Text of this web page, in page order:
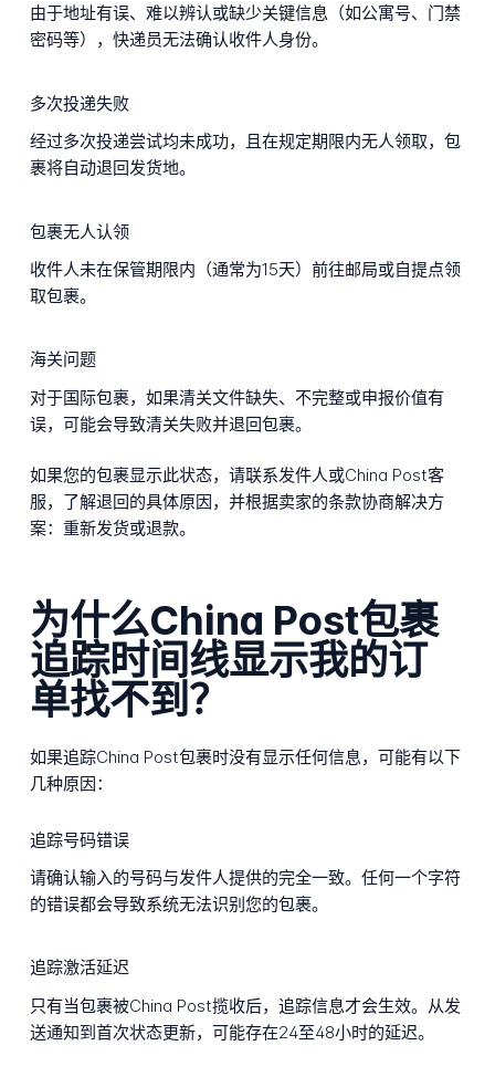
由于地址有误、难以辨认或缺少关键信息（如公寓号、门禁
密码等），快递员无法确认收件人身份。
多次投递失败
经过多次投递尝试均未成功，且在规定期限内无人领取，包
裹将自动退回发货地。
包裹无人认领
收件人未在保管期限内（通常为15天）前往邮局或自提点领
取包裹。
海关问题
对于国际包裹，如果清关文件缺失、不完整或申报价值有
误，可能会导致清关失败并退回包裹。
如果您的包裹显示此状态，请联系发件人或China Post客
服，了解退回的具体原因，并根据卖家的条款协商解决方
案：重新发货或退款。
为什么China Post包裹
追踪时间线显示我的订
单找不到？
如果追踪China Post包裹时没有显示任何信息，可能有以下
几种原因：
追踪号码错误
请确认输入的号码与发件人提供的完全一致。任何一个字符
的错误都会导致系统无法识别您的包裹。
追踪激活延迟
只有当包裹被China Post揽收后，追踪信息才会生效。从发
送通知到首次状态更新，可能存在24至48小时的延迟。